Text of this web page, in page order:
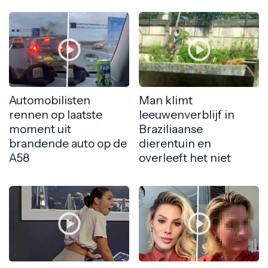
Automobilisten
rennen op laatste
moment uit
brandende auto op de
A58
Man klimt
leeuwenverblijf in
Braziliaanse
dierentuin en
overleeft het niet